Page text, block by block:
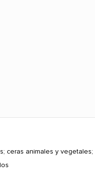
ceras animales y vegetales;